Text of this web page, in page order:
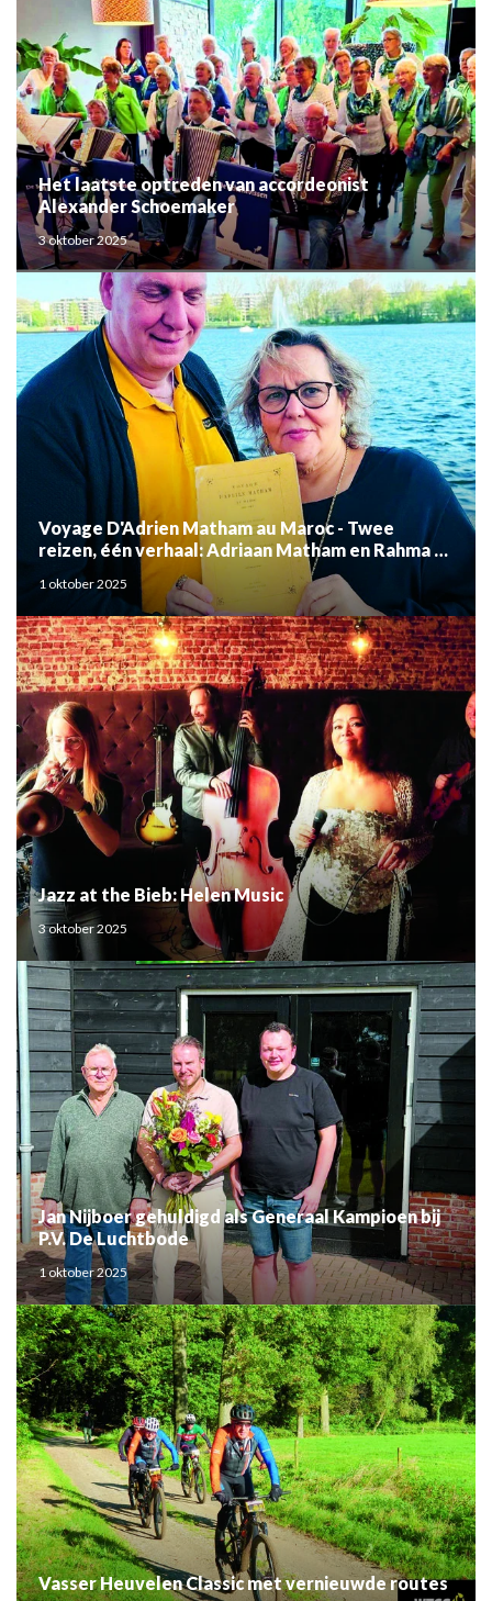
Het laatste optreden van accordeonist
Alexander Schoemaker
3 oktober 2025
Voyage D'Adrien Matham au Maroc - Twee
reizen, één verhaal: Adriaan Matham en Rahma el
Mouden
1 oktober 2025
Jazz at the Bieb: Helen Music
3 oktober 2025
Jan Nijboer gehuldigd als Generaal Kampioen bij
P.V. De Luchtbode
1 oktober 2025
Vasser Heuvelen Classic met vernieuwde routes